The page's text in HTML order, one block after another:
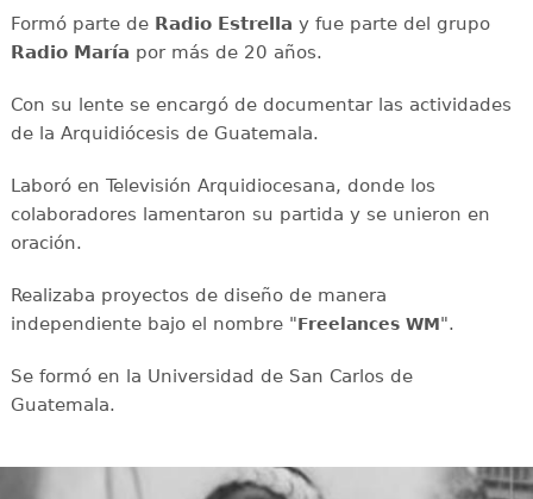
Formó parte de Radio Estrella y fue parte del grupo
Radio María por más de 20 años.
Con su lente se encargó de documentar las actividades
de la Arquidiócesis de Guatemala.
Laboró en Televisión Arquidiocesana, donde los
colaboradores lamentaron su partida y se unieron en
oración.
Realizaba proyectos de diseño de manera
independiente bajo el nombre "Freelances WM".
Se formó en la Universidad de San Carlos de
Guatemala.